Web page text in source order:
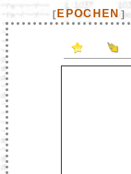
[ EPOCHEN ]